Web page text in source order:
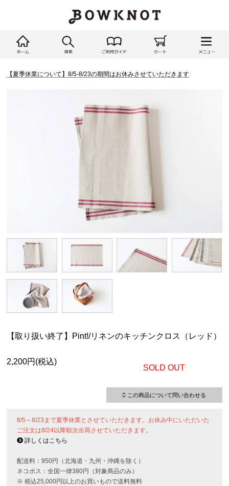
【夏季休業について】8/5-8/23の期間はお休みさせていただきます
【取り扱い終了】Pint!/リネンのキッチンクロス（レッド）
2,200円(税込)
SOLD OUT
この商品について問い合わせる
8/5～8/23まで夏季休業とさせていただきます。お休み中にいただいた
ご注文は8/24以降順次出荷させていただきます。
詳しくはこちら
配送料：950円（北海道・九州・沖縄を除く）
ネコポス：全国一律380円（対象商品のみ）
※ 税込25,000円以上のお買いもので送料無料